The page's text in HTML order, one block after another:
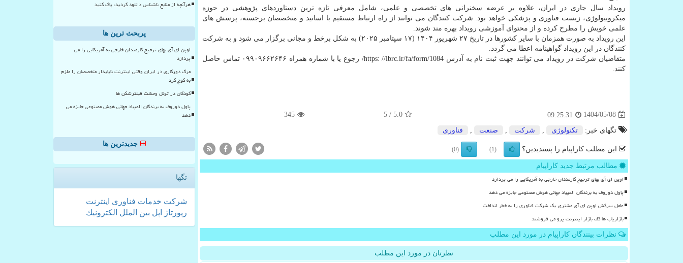
رویداد سال جاری در ایران، علاوه بر عرضه سخنرانی های تخصصی و علمی، شامل معرفی تازه ترین دستاوردهای پژوهشی در حوزه
میکروبیولوژی، زیست فناوری و پزشکی خواهد بود. شرکت کنندگان می توانند از راه ارتباط مستقیم با اساتید و متخصصان برجسته، پرسش های
علمی خویش را مطرح کرده و از محتوای آموزشی رویداد بهره مند شوند.
این رویداد به صورت همزمان با سایر کشورها در تاریخ ۲۷ شهریور ۱۴۰۴ (۱۷ سپتامبر ۲۰۲۵) به شکل برخط و مجانی برگزار می شود و به شرکت
کنندگان در این رویداد گواهینامه اعطا می گردد.
متقاضیان شرکت در رویداد می توانند جهت ثبت نام به آدرس https: //ibrc.ir/fa/form/1084/ رجوع یا با شماره همراه ۰۹۹۰۹۶۶۲۶۴۶ تماس حاصل
کنند.
1404/05/08
09:25:31
5.0
/ 5
345
تگهای خبر: تكنولوژی شركت صنعت فناوری
این مطلب کاراپیام را پسندیدین؟ (1)
(0)
مطالب مرتبط جدید کاراپیام
اوپن ای آی بهای ترجیح کارمندان خارجی به آمریکایی را می پردازد
پاول دوروف به برندگان المپیاد جهانی هوش مصنوعی جایزه می دهد
عامل سرکش اوپن ای آی مشتری یک شرکت فناوری را به خطر انداخت
بازاریاب ها کف بازار اینترنت پرو می فروشند
نظرات بینندگان کاراپیام در مورد این مطلب
نظرتان در مورد این مطلب
هرآنچه از منابع ناشناس دانلود کردید، پاک کنید
پربحث ترین ها
اوپن ای آی بهای ترجیح کارمندان خارجی به آمریکایی را می
پردازد
مرگ دورکاری در ایران وقتی اینترنت ناپایدار متخصصان را ملزم
به کوچ کرد
کودکان در تونل وحشت فیلترشکن ها
پاول دوروف به برندگان المپیاد جهانی هوش مصنوعی جایزه می
دهد
جدیدترین ها
تگها
شركت خدمات فناوری اینترنت
رپورتاژ
اپل بین الملل الكترونیك